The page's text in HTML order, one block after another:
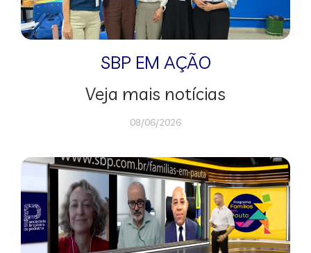
SBP EM AÇÃO
Veja mais notícias
08/06/2026